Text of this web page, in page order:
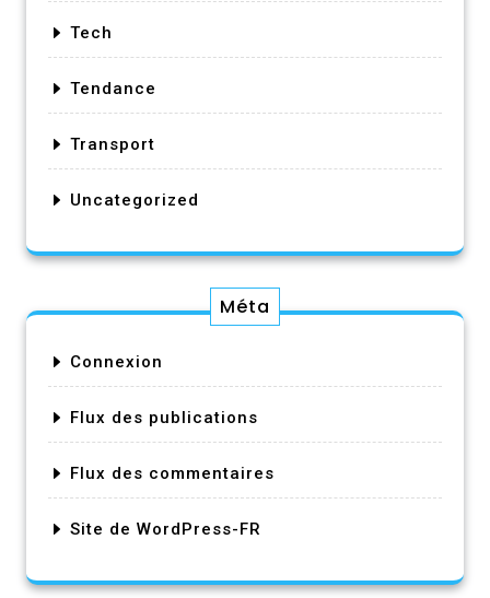
Tech
Tendance
Transport
Uncategorized
Méta
Connexion
Flux des publications
Flux des commentaires
Site de WordPress-FR